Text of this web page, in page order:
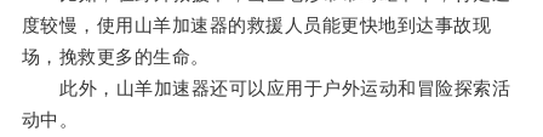
度较慢，使用山羊加速器的救援人员能更快地到达事故现
场，挽救更多的生命。
此外，山羊加速器还可以应用于户外运动和冒险探索活
动中。